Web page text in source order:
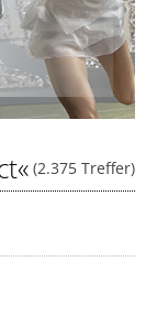
(2.375 Treffer)